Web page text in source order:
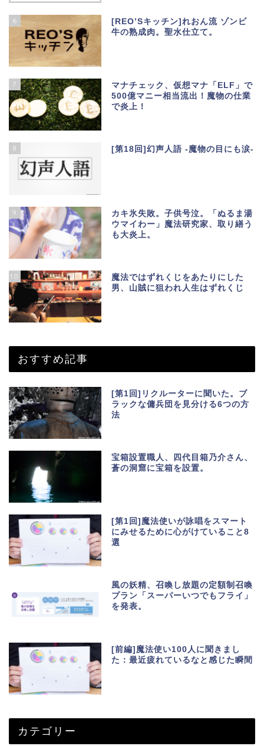
6
[REO’Sキッチン]れおん流 ゾンビ
牛の熟成肉。聖水仕立て。
7
マナチェック、仮想マナ「ELF」で
500億マニー相当流出！魔物の仕業
で炎上！
8 [第18回]幻声人語 -魔物の目にも涙-
9
カキ氷失敗。子供号泣。「ぬるま湯
ウマイわー」魔法研究家、取り繕う
も大炎上。
10
魔法ではずれくじをあたりにした
男、山賊に狙われ人生はずれくじ
おすすめ記事
[第1回]リクルーターに聞いた。ブ
ラックな傭兵団を見分ける6つの方
法
宝箱設置職人、四代目箱乃介さん、
蒼の洞窟に宝箱を設置。
[第1回]魔法使いが詠唱をスマート
にみせるために心がけていること8
選
風の妖精、召喚し放題の定額制召喚
プラン「スーパーいつでもフライ」
を発表。
[前編]魔法使い100人に聞きまし
た：最近疲れているなと感じた瞬間
カテゴリー